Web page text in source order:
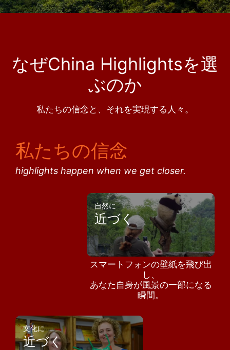
なぜChina Highlightsを選
ぶのか
私たちの信念と、それを実現する人々。
私たちの信念
highlights happen when we get closer.
自然に
近づく
スマートフォンの壁紙を飛び出
し、
あなた自身が風景の一部になる
瞬間。
文化に
近づく